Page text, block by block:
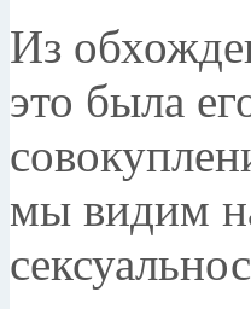
Из
это была
мы видим